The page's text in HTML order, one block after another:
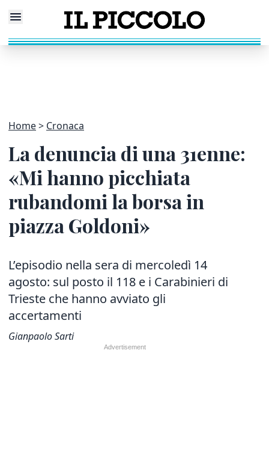
Home Cronaca
La denuncia di una 31enne:
«Mi hanno picchiata
rubandomi la borsa in
piazza Goldoni»
L’episodio nella sera di mercoledì 14
agosto: sul posto il 118 e i Carabinieri di
Trieste che hanno avviato gli
accertamenti
Gianpaolo Sarti